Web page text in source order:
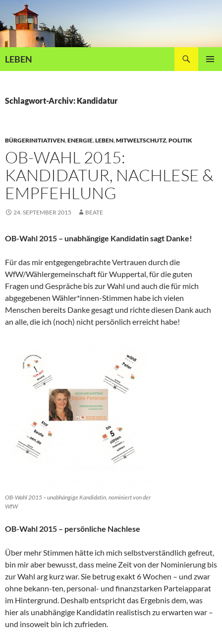
Inhalt
springen
LEBEN
Schlagwort-Archiv: Kandidatur
BÜRGERINITIATIVEN,ENERGIE,LEBEN,MITWELTSCHUTZ,POLITIK
OB-WAHL 2015:
KANDIDATUR, NACHLESE &
EMPFEHLUNG
24. SEPTEMBER 2015 BEATE
OB-Wahl 2015 – unabhängige Kandidatin sagt Danke!
Für das mir entgegengebrachte Vertrauen durch die
WfW/Wählergemeinschaft für Wuppertal, für die guten
Fragen und Gespräche bis zur Wahl und auch die für mich
abgegebenen Wähler*innen-Stimmen habe ich vielen
Menschen bereits Danke gesagt und richte diesen Dank auch
an alle, die ich (noch) nicht persönlich erreicht habe!
OB-Wahl 2015 – unabhängige Kandidatin, nominiert von der
WfW
OB-Wahl 2015 – persönliche Nachlese
Über mehr Stimmen hätte ich mich selbstverständlich gefreut,
bin mir aber bewusst, dass meine Zeit von der Nominierung bis
zur Wahl arg kurz war. Sie betrug exakt 6 Wochen – und zwar
ohne bekann-ten, personal- und finanzstarken Parteiapparat
im Hintergrund. Deshalb entspricht das Ergebnis dem, was
hier als unabhängige Kandidatin realistisch zu erwarten war –
und insoweit bin ich zufrieden.